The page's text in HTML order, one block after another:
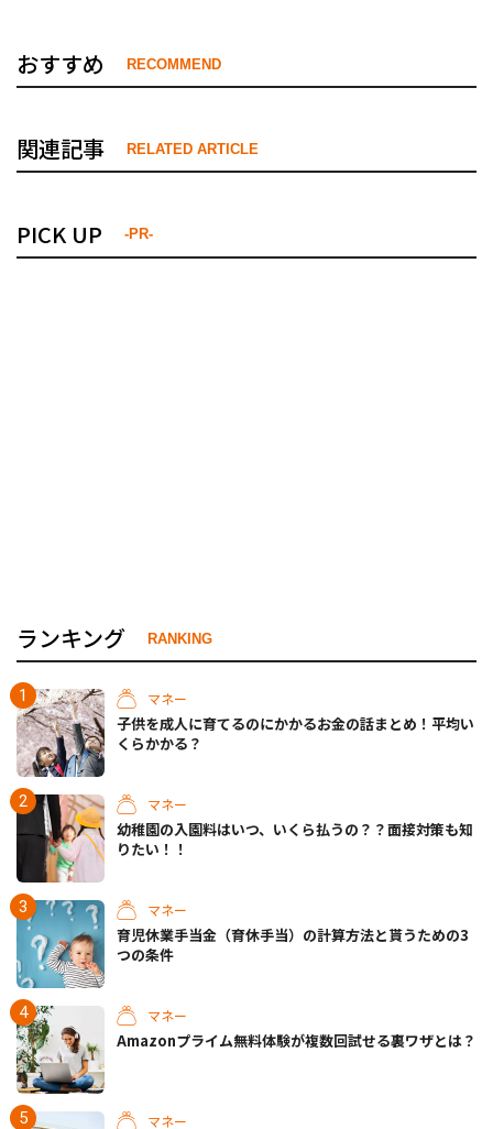
おすすめ RECOMMEND
関連記事 RELATED ARTICLE
PICK UP -PR-
ランキング RANKING
マネー
子供を成人に育てるのにかかるお金の話まとめ！平均い
くらかかる？
マネー
幼稚園の入園料はいつ、いくら払うの？？面接対策も知
りたい！！
マネー
育児休業手当金（育休手当）の計算方法と貰うための3
つの条件
マネー
Amazonプライム無料体験が複数回試せる裏ワザとは？
マネー